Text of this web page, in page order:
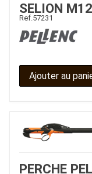
SELION M12
Ref.57231
Ajouter au
PERCHE